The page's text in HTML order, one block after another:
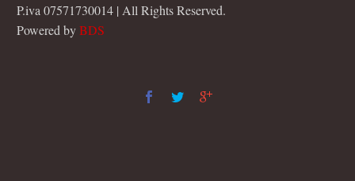
P.iva 07571730014 | All Rights Reserved.
Powered byBDS